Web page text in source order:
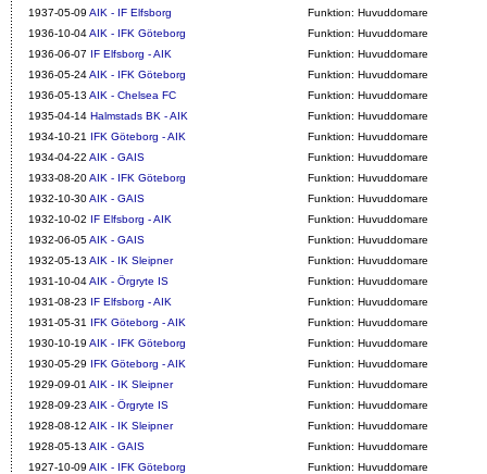
1937-05-09 AIK - IF Elfsborg
Funktion: Huvuddomare
1936-10-04AIK - IFK Göteborg
Funktion: Huvuddomare
1936-06-07 IF Elfsborg - AIK
Funktion: Huvuddomare
1936-05-24AIK - IFK Göteborg
Funktion: Huvuddomare
1936-05-13 AIK - Chelsea FC
Funktion: Huvuddomare
1935-04-14 Halmstads BK - AIK
Funktion: Huvuddomare
1934-10-21 IFK Göteborg - AIK
Funktion: Huvuddomare
1934-04-22 AIK - GAIS
Funktion: Huvuddomare
1933-08-20AIK - IFK Göteborg
Funktion: Huvuddomare
1932-10-30AIK - GAIS
Funktion: Huvuddomare
1932-10-02 IF Elfsborg - AIK
Funktion: Huvuddomare
1932-06-05AIK - GAIS
Funktion: Huvuddomare
1932-05-13 AIK - IK Sleipner
Funktion: Huvuddomare
1931-10-04AIK - Örgryte IS
Funktion: Huvuddomare
1931-08-23 IF Elfsborg - AIK
Funktion: Huvuddomare
1931-05-31 IFK Göteborg - AIK
Funktion: Huvuddomare
1930-10-19 AIK - IFK Göteborg
Funktion: Huvuddomare
1930-05-29 IFK Göteborg - AIK
Funktion: Huvuddomare
1929-09-01 AIK - IK Sleipner
Funktion: Huvuddomare
1928-09-23 AIK - Örgryte IS
Funktion: Huvuddomare
1928-08-12 AIK - IK Sleipner
Funktion: Huvuddomare
1928-05-13 AIK - GAIS
Funktion: Huvuddomare
1927-10-09 AIK - IFK Göteborg
Funktion: Huvuddomare